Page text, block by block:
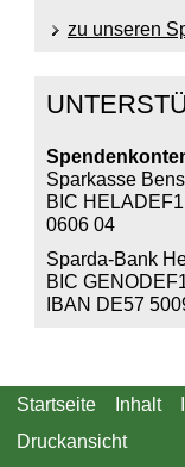
zu unseren
Sparkasse
BIC
0606 04
Sparda-Bank
BIC
IBAN DE57
Startseite Inhalt
Druckansicht